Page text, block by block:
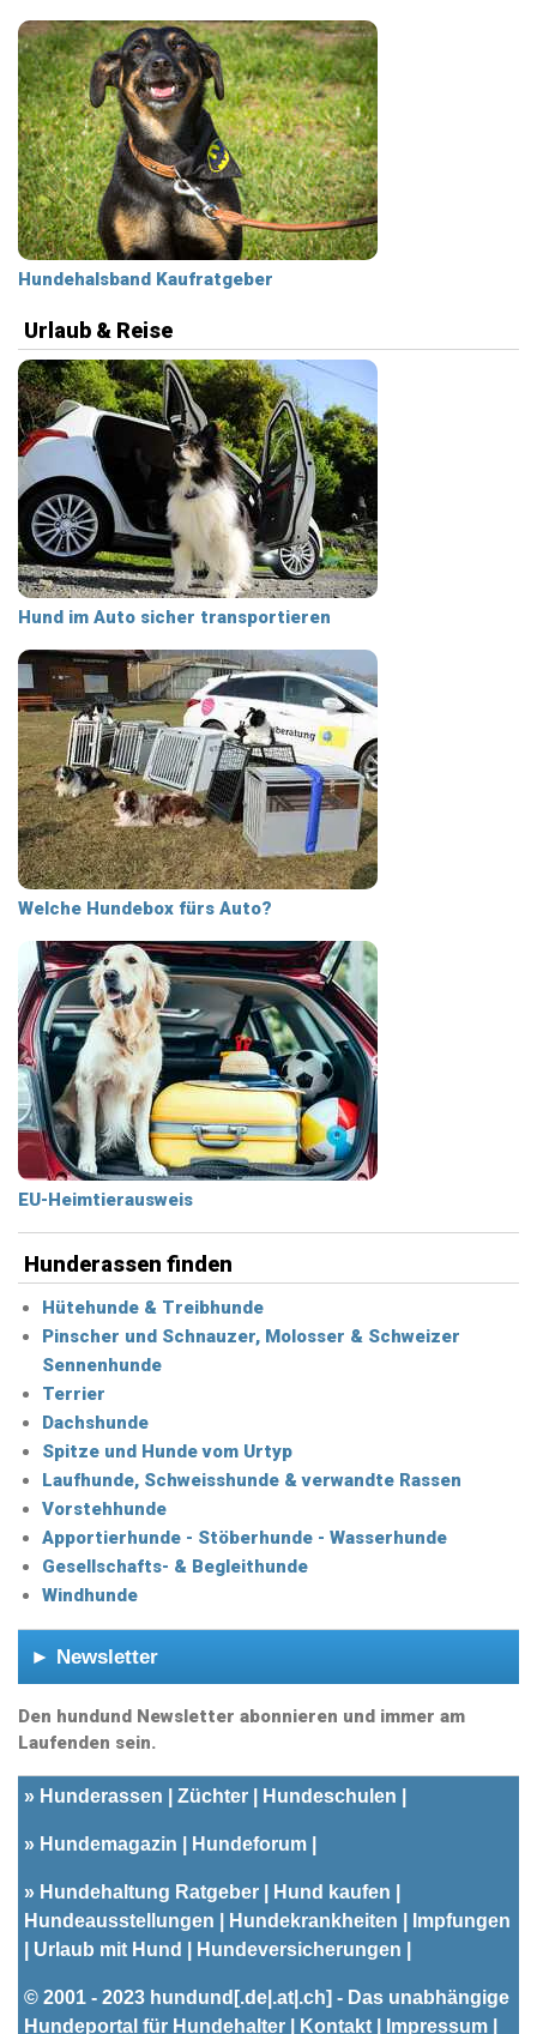
Hundehalsband Kaufratgeber
Urlaub & Reise
Hund im Auto sicher transportieren
Welche Hundebox fürs Auto?
EU-Heimtierausweis
Hunderassen finden
Hütehunde & Treibhunde
Pinscher und Schnauzer, Molosser & Schweizer
Sennenhunde
Terrier
Dachshunde
Spitze und Hunde vom Urtyp
Laufhunde, Schweisshunde & verwandte Rassen
Vorstehhunde
Apportierhunde - Stöberhunde - Wasserhunde
Gesellschafts- & Begleithunde
Windhunde
► Newsletter
Den hundund Newsletter abonnieren und immer am
Laufenden sein.
» Hunderassen Züchter Hundeschulen
» Hundemagazin Hundeforum
» Hundehaltung Ratgeber
Hund kaufen
Hundeausstellungen
Hundekrankheiten
Impfungen
Urlaub mit Hund
Hundeversicherungen
© 2001 - 2023 hundund [.de|.at|.ch] - Das unabhängige
Hundeportal für Hundehalter |
Kontakt Impressum